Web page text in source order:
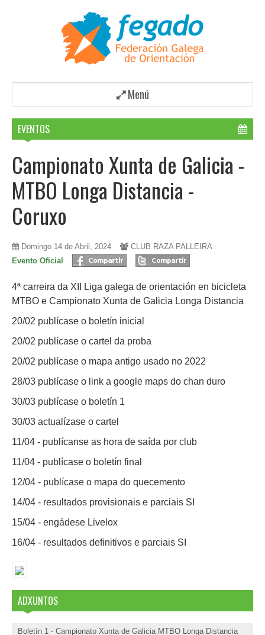
Menú
EVENTOS
Campionato Xunta de Galicia -
MTBO Longa Distancia -
Coruxo
Domingo 14 de Abril, 2024
CLUB RAZA PALLEIRA
Evento Oficial
4ª carreira da XII Liga galega de orientación en bicicleta
MTBO e Campionato Xunta de Galicia Longa Distancia
20/02 publícase o boletín inicial
20/02 publícase o cartel da proba
20/02 publícase o mapa antigo usado no 2022
28/03 publícase o link a google maps do chan duro
30/03 publícase o boletín 1
30/03 actualízase o cartel
11/04 - publícanse as hora de saída por club
11/04 - publícase o boletín final
12/04 - publícase o mapa do quecemento
14/04 - resultados provisionais e parciais SI
15/04 - engádese Livelox
16/04 - resultados definitivos e parciais SI
ADXUNTOS
Boletín 1 - Campionato Xunta de Galicia MTBO Longa Distancia